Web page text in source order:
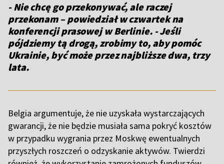
- Nie chcę go przekonywać, ale raczej
przekonam – powiedział w czwartek na
konferencji prasowej w Berlinie. - Jeśli
pójdziemy tą drogą, zrobimy to, aby pomóc
Ukrainie, być może przez najbliższe dwa, trzy
lata.
Belgia argumentuje, że nie uzyskała wystarczających
gwarancji, że nie będzie musiała sama pokryć kosztów
w przypadku wygrania przez Moskwę ewentualnych
przyszłych roszczeń o odzyskanie aktywów. Twierdzi